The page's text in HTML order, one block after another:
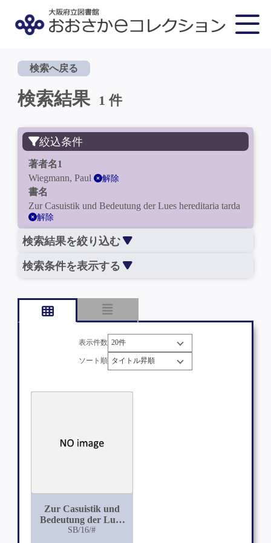
検索へ戻る
検索結果 1 件
絞込条件
著者名1
Wiegmann, Paul
解除
書名
Zur Casuistik und Bedeutung der Lues hereditaria tarda
解除
検索結果を絞り込む
検索条件を表示する
表示件数
ソート順
Zur Casuistik und
Bedeutung der Lues
hereditaria tarda
SB/16/#